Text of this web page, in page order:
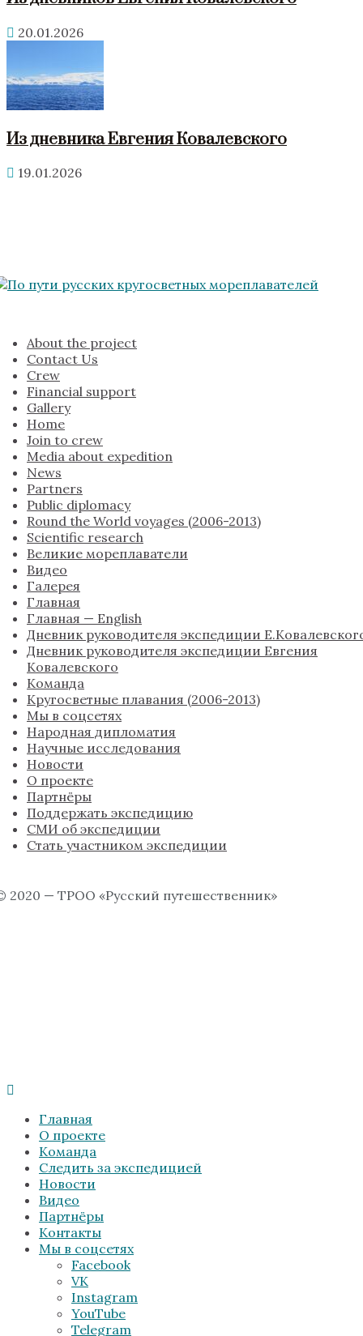
20.01.2026
Из дневника Евгения Ковалевского
19.01.2026
About the project
Contact Us
Crew
Financial support
Gallery
Home
Join to crew
Media about expedition
News
Partners
Public diplomacy
Round the World voyages (2006-2013)
Scientific research
Великие мореплаватели
Видео
Галерея
Главная
Главная — English
Дневник руководителя экспедиции
Дневник руководителя экспедиции Евгения
Ковалевского
Команда
Кругосветные плавания (2006-2013)
Мы в соцсетях
Народная дипломатия
Научные исследования
Новости
О проекте
Партнёры
Поддержать экспедицию
СМИ об экспедиции
Стать участником экспедиции
2020 — ТРОО «Русский путешественник»
Главная
О проекте
Команда
Следить за экспедицией
Новости
Видео
Партнёры
Контакты
Мы в соцсетях
Facebook
VK
Instagram
YouTube
Telegram